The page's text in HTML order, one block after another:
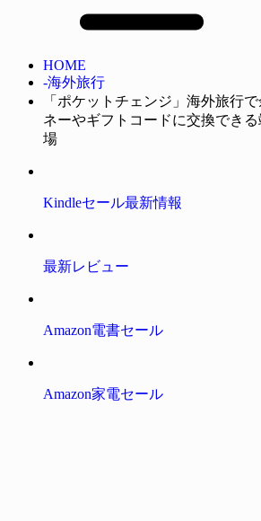
HOME
-海外旅行
「ポケットチェンジ」海外旅行
ネーやギフトコードに交換でき
場
Kindleセール最新情報
最新レビュー
Amazon電書セール
Amazon家電セール